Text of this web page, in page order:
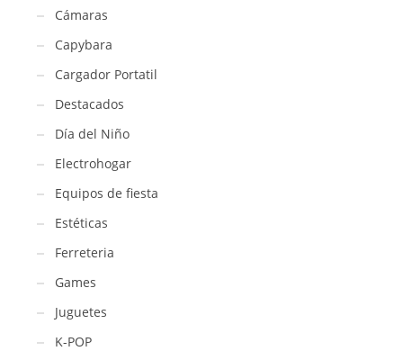
Cámaras
Capybara
Cargador Portatil
Destacados
Día del Niño
Electrohogar
Equipos de fiesta
Estéticas
Ferreteria
Games
Juguetes
K-POP